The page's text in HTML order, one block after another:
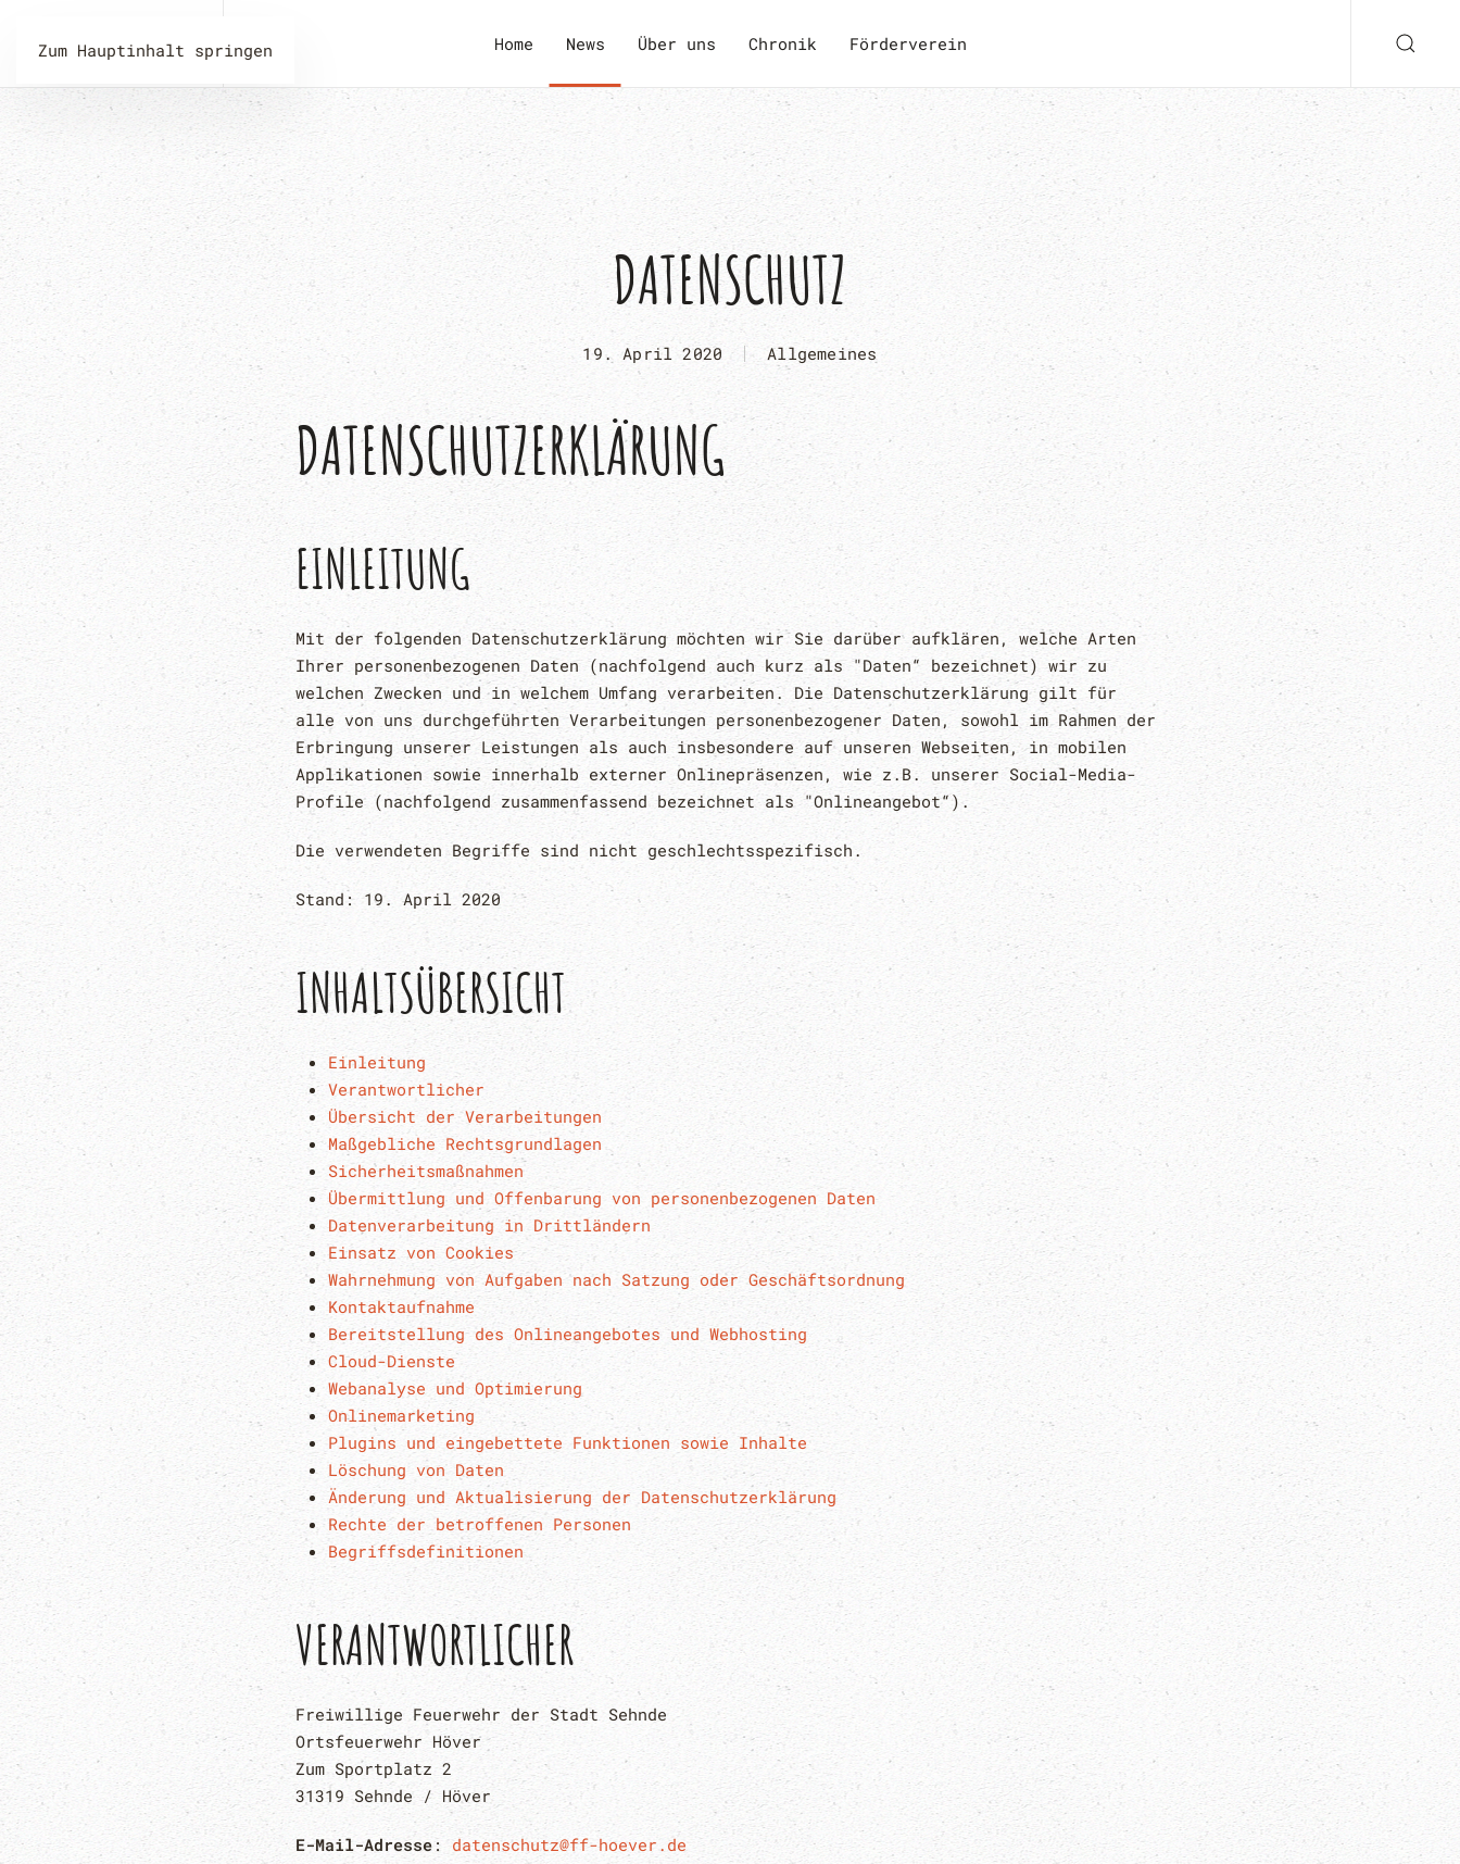
Zum Hauptinhalt springen Home News Über uns Chronik Förderverein
DATENSCHUTZ
19. April 2020 Allgemeines
DATENSCHUTZERKLÄRUNG
EINLEITUNG
Mit der folgenden Datenschutzerklärung möchten wir Sie darüber aufklären, welche Arten
Ihrer personenbezogenen Daten (nachfolgend auch kurz als "Daten“ bezeichnet) wir zu
welchen Zwecken und in welchem Umfang verarbeiten. Die Datenschutzerklärung gilt für
alle von uns durchgeführten Verarbeitungen personenbezogener Daten, sowohl im Rahmen der
Erbringung unserer Leistungen als auch insbesondere auf unseren Webseiten, in mobilen
Applikationen sowie innerhalb externer Onlinepräsenzen, wie z.B. unserer Social-Media-
Profile (nachfolgend zusammenfassend bezeichnet als "Onlineangebot“).
Die verwendeten Begriffe sind nicht geschlechtsspezifisch.
Stand: 19. April 2020
INHALTSÜBERSICHT
Einleitung
Verantwortlicher
Übersicht der Verarbeitungen
Maßgebliche Rechtsgrundlagen
Sicherheitsmaßnahmen
Übermittlung und Offenbarung von personenbezogenen Daten
Datenverarbeitung in Drittländern
Einsatz von Cookies
Wahrnehmung von Aufgaben nach Satzung oder Geschäftsordnung
Kontaktaufnahme
Bereitstellung des Onlineangebotes und Webhosting
Cloud-Dienste
Webanalyse und Optimierung
Onlinemarketing
Plugins und eingebettete Funktionen sowie Inhalte
Löschung von Daten
Änderung und Aktualisierung der Datenschutzerklärung
Rechte der betroffenen Personen
Begriffsdefinitionen
VERANTWORTLICHER
Freiwillige Feuerwehr der Stadt Sehnde
Ortsfeuerwehr Höver
Zum Sportplatz 2
31319 Sehnde / Höver
E-Mail-Adresse : datenschutz@ff-hoever.de